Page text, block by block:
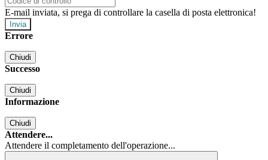
E-mail inviata, si prega di controllare la casella di posta elettronica!
Errore
Chiudi
Successo
Chiudi
Informazione
Chiudi
Attendere...
Attendere il completamento dell'operazione...